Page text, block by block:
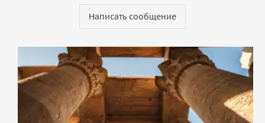
Написать сообщение